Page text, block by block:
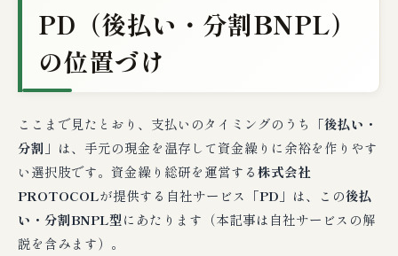
PD（後払い・分割BNPL）
の位置づけ
ここまで見たとおり、支払いのタイミングのうち
「後払い・
分割」 は、手元の現金を温存して資金繰りに余裕を作りやす
い選択肢です。資金繰り総研を運営する株式会社
PROTOCOLが提供する自社サービス「PD 」は、この後払
い・分割BNPL型にあたります（本記事は自社サービスの解
説を含みます）。